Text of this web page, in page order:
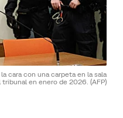
cara con una carpeta en la sala
tribunal en enero de 2026. (AFP)